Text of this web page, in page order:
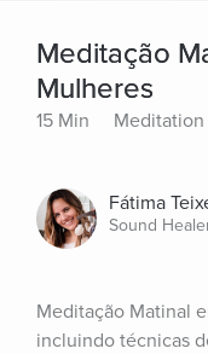
Meditação
Mulheres
15 Min Meditation
Fátima
Sound
Meditação Matinal
incluindo técnicas